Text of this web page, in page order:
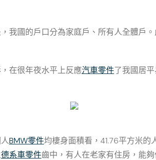
我國的戶口分為家庭戶、所有人全體戶
在很年夜水平上反應汽車零件了我國居
BMW零件均棲身面積看，41.76平方米
德系車零件齒中，有人在老家有住房，能